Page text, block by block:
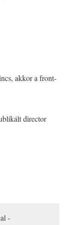
akkor a front-
director
-